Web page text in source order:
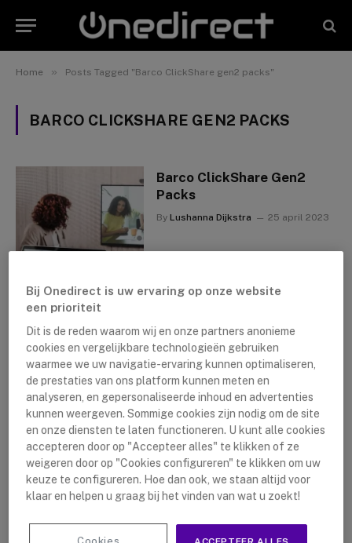
Home » Posts Tagged "Barco ClickShare gen2 packs"
BARCO CLICKSHARE GEN2 PACKS
Barco ClickShare Gen2
Packs
By Lushanna Dijkstra 25 april 2023
Nieuwste artikelen
Logitech Sight: De Tafelcamera Voor
Bij Onedirect is uw ervaring op onze website
een prioriteit
Dit is de reden waarom wij en onze partners anonieme
cookies en vergelijkbare technologieën gebruiken
waarmee we uw navigatie-ervaring kunnen optimaliseren,
de prestaties van ons platform kunnen meten en
analyseren, en gepersonaliseerde inhoud en advertenties
kunnen weergeven. Sommige cookies zijn nodig om de site
en onze diensten te laten functioneren. U kunt alle cookies
accepteren door op "Accepteer alles" te klikken of ze
weigeren door op "Cookies configureren" te klikken om uw
keuze te configureren. Hoe dan ook, we staan altijd voor
klaar en helpen u graag bij het vinden van wat u zoekt!